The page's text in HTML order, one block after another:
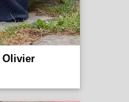
Olivier